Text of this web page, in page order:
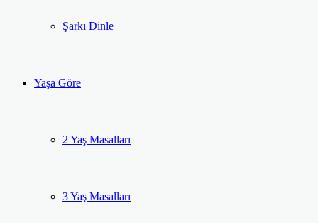
Şarkı Dinle
Yaşa Göre
2 Yaş Masalları
3 Yaş Masalları